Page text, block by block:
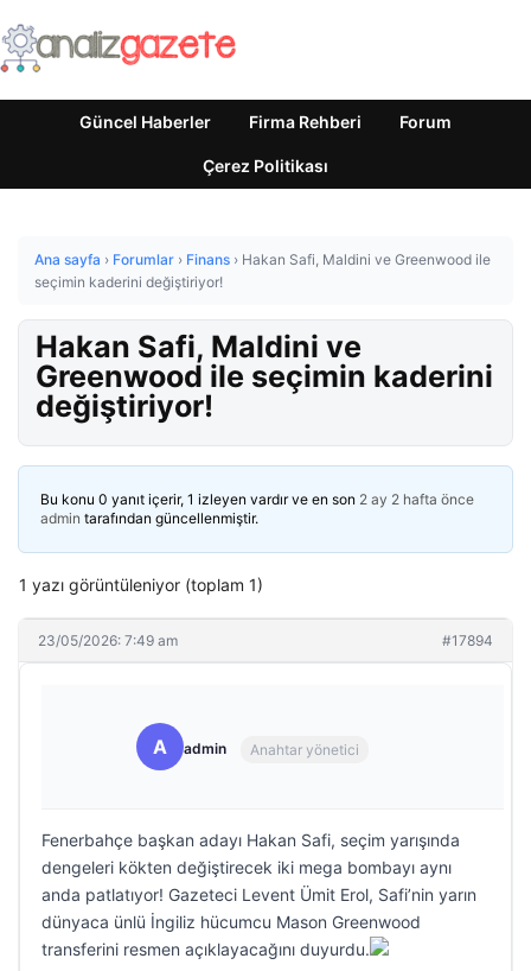
Güncel Haberler Firma Rehberi Forum
Çerez Politikası
Ana sayfa › Forumlar › Finans › Hakan Safi, Maldini ve Greenwood ile
seçimin kaderini değiştiriyor!
Hakan Safi, Maldini ve
Greenwood ile seçimin kaderini
değiştiriyor!
Bu konu 0 yanıt içerir, 1 izleyen vardır ve en son 2 ay 2 hafta önce
admin tarafından güncellenmiştir.
1 yazı görüntüleniyor (toplam 1)
23/05/2026: 7:49 am #17894
A admin Anahtar yönetici
Fenerbahçe başkan adayı Hakan Safi, seçim yarışında
dengeleri kökten değiştirecek iki mega bombayı aynı
anda patlatıyor! Gazeteci Levent Ümit Erol, Safi’nin yarın
dünyaca ünlü İngiliz hücumcu Mason Greenwood
transferini resmen açıklayacağını duyurdu.